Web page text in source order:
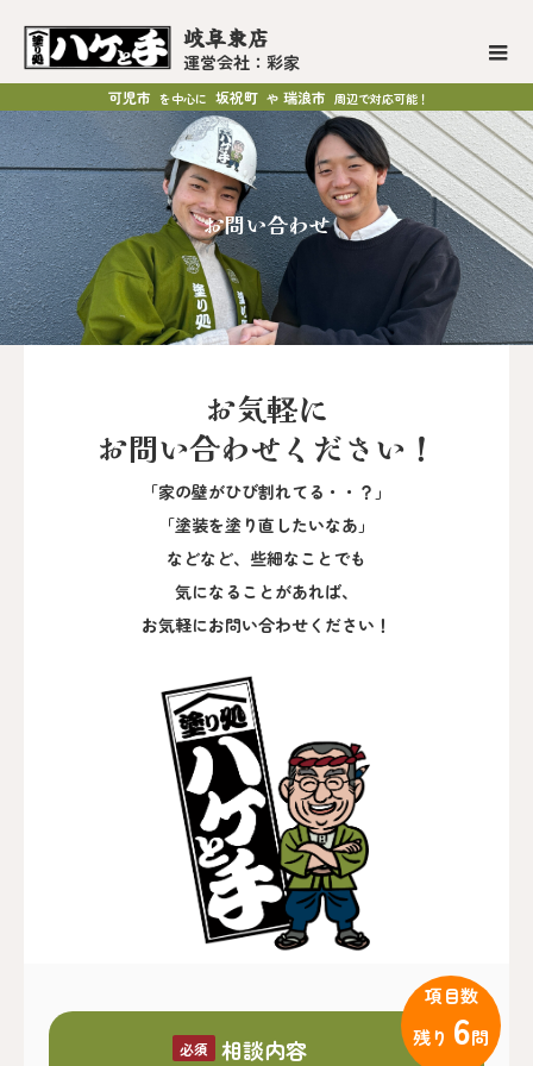
岐阜東店
運営会社：彩家
可児市 を中心に 坂祝町 や 瑞浪市 周辺で対応可能！
お問い合わせ
お気軽に
お問い合わせください！
「家の壁がひび割れてる・・？」
「塗装を塗り直したいなあ」
などなど、些細なことでも
気になることがあれば、
お気軽にお問い合わせください！
相談内容
項目数
残り 6問